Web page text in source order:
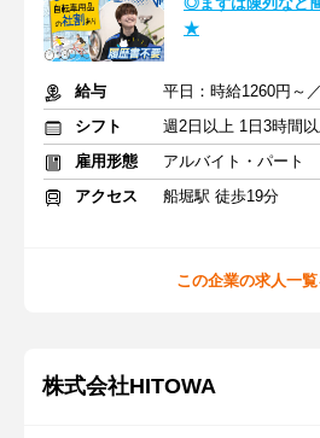
★
給与
シフト
雇用形態
アルバイト・パート
アクセス
船堀駅 徒歩19分
この企業の求人一
株式会社HITOWA